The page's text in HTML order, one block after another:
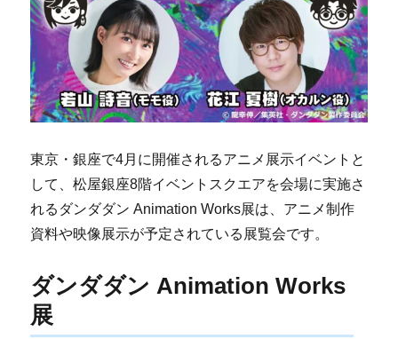
東京・銀座で4月に開催されるアニメ展示イベントと
して、松屋銀座8階イベントスクエアを会場に実施さ
れるダンダダン Animation Works展は、アニメ制作
資料や映像展示が予定されている展覧会です。
ダンダダン Animation Works
展